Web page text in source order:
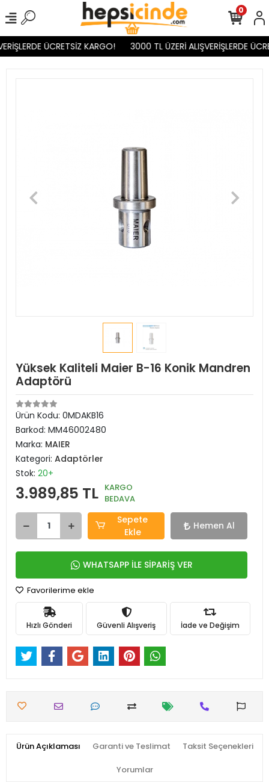
ÜCRETSİZ KARGO! 3000 TL ÜZERİ ALIŞVERİŞLERDE
0
Yüksek Kaliteli Maier B-16 Konik Mandren
Adaptörü
Ürün Kodu: 0MDAKB16
Barkod: MM46002480
Marka: MAIER
Kategori: Adaptörler
Stok: 20+
3.989,85 TL KARGO
BEDAVA
Sepete
Ekle
Hemen Al
WHATSAPP İLE SİPARİŞ VER
Favorilerime ekle
Hızlı Gönderi Güvenli Alışveriş İade ve Değişim
Ürün Açıklaması Garanti ve Teslimat Taksit Seçenekleri
Yorumlar